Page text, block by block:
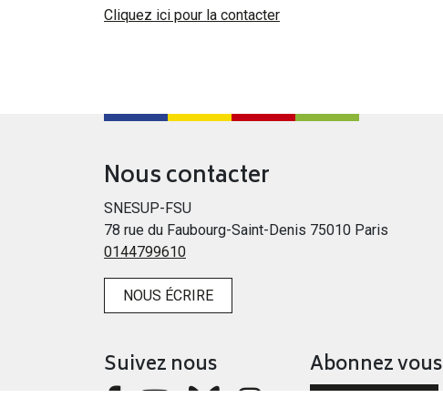
Cliquez ici pour la contacter
Nous contacter
SNESUP-FSU
78 rue du Faubourg-Saint-Denis 75010 Paris
0144799610
NOUS ÉCRIRE
Suivez nous Abonnez vous